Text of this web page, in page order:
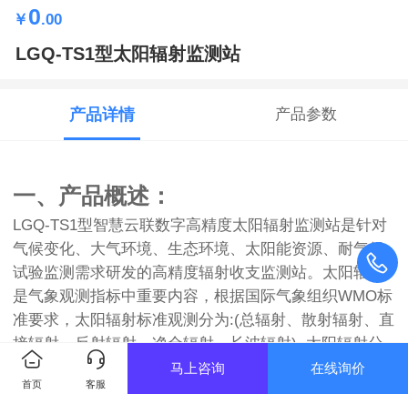
￥ 0.00
LGQ-TS1型太阳辐射监测站
产品详情 产品参数
一、产品概述：
LGQ-TS1型智慧云联数字高精度太阳辐射监测站是针对
气候变化、大气环境、生态环境、太阳能资源、耐气候
试验监测需求研发的高精度辐射收支监测站。太阳辐射
是气象观测指标中重要内容，根据国际气象组织WMO标
准要求，太阳辐射标准观测分为:(总辐射、散射辐射、直
接辐射、反射辐射、净全辐射、长波辐射), 太阳辐射分
光谱观测分为：(紫外光、可见光、紫蓝光、绿光、橙红
首页 客服
马上咨询 在线询价